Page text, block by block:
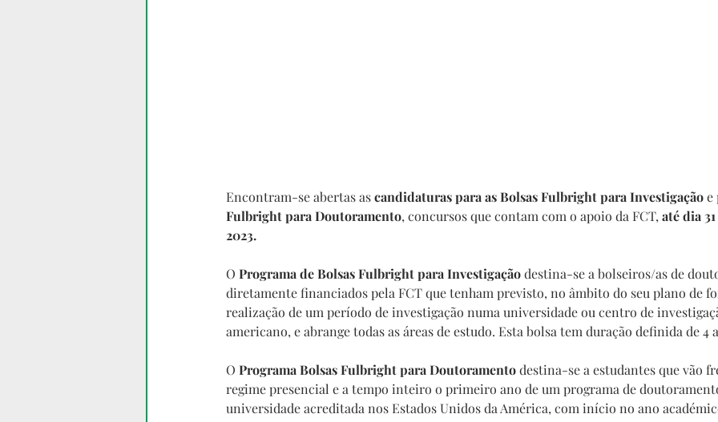
Encontram-se abertas as candidaturas para as Bolsas Fulbright para Investigaçãoe
Fulbright para Doutoramento, concursos que contam com o apoio da FCT, até dia
2023.
O Programa de Bolsas Fulbright para Investigação destina-se a bolseiros/as de
diretamente financiados pela FCT que tenham previsto, no âmbito do seu plano de
realização de um período de investigação numa universidade ou centro de
americano, e abrange todas as áreas de estudo. Esta bolsa tem duração definida de 4
O Programa Bolsas Fulbright para Doutoramento destina-se a estudantes que vão
regime presencial e a tempo inteiro o primeiro ano de um programa de
universidade acreditada nos Estados Unidos da América, com início no ano